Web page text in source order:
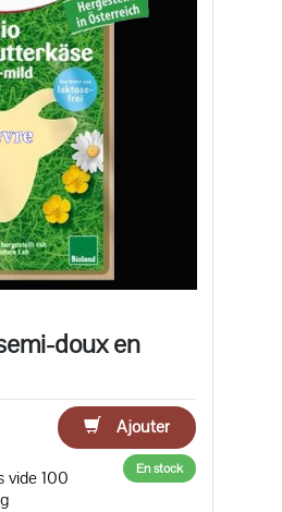
doux en
Ajouter
vide 100
En stock